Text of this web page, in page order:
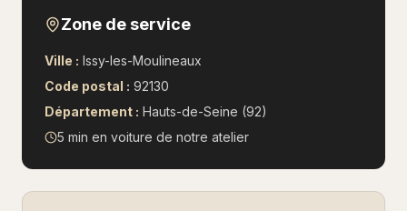
Zone de service
Ville : Issy-les-Moulineaux
Code postal : 92130
Département : Hauts-de-Seine (92)
5 min en voiture de notre atelier